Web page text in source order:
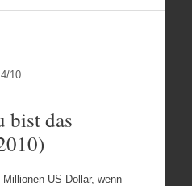
4/10
bist das
US-Dollar, wenn